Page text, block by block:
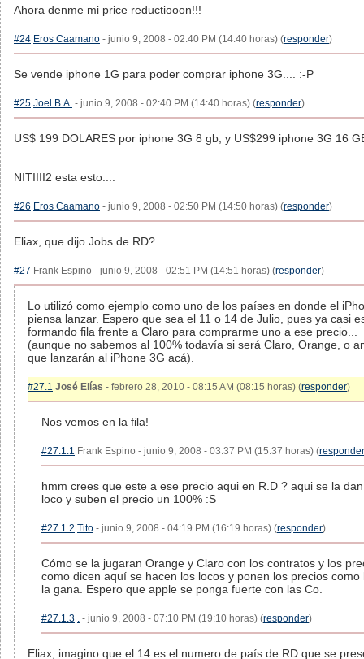
Ahora denme mi price reductiooon!!!
#24 Eros Caamano - junio 9, 2008 - 02:40 PM (14:40 horas) (responder)
Se vende iphone 1G para poder comprar iphone 3G.... :-P
#25 Joel B.A. - junio 9, 2008 - 02:40 PM (14:40 horas) (responder)
US$ 199 DOLARES por iphone 3G 8 gb, y US$299 iphone 3G 16
NITIIII2 esta esto....
#26 Eros Caamano - junio 9, 2008 - 02:50 PM (14:50 horas) (responder)
Eliax, que dijo Jobs de RD?
#27 Frank Espino - junio 9, 2008 - 02:51 PM (14:51 horas) (responder)
Lo utilizó como ejemplo como uno de los países en donde el
piensa lanzar. Espero que sea el 11 o 14 de Julio, pues ya casi
formando fila frente a Claro para comprarme uno a ese precio...
(aunque no sabemos al 100% todavía si será Claro, Orange, o
que lanzarán al iPhone 3G acá).
#27.1 José Elías - febrero 28, 2010 - 08:15 AM (08:15 horas) (responder)
Nos vemos en la fila!
#27.1.1 Frank Espino - junio 9, 2008 - 03:37 PM (15:37 horas) (responder
hmm crees que este a ese precio aqui en R.D ? aqui se la
loco y suben el precio un 100% :S
#27.1.2 Tito - junio 9, 2008 - 04:19 PM (16:19 horas) (responder)
Cómo se la jugaran Orange y Claro con los contratos y los
como dicen aquí se hacen los locos y ponen los precios como
la gana. Espero que apple se ponga fuerte con las Co.
#27.1.3 . - junio 9, 2008 - 07:10 PM (19:10 horas) (responder)
Eliax, imagino que el 14 es el numero de país de RD que se